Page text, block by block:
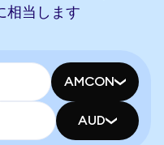
相当します
AMCON
AUD